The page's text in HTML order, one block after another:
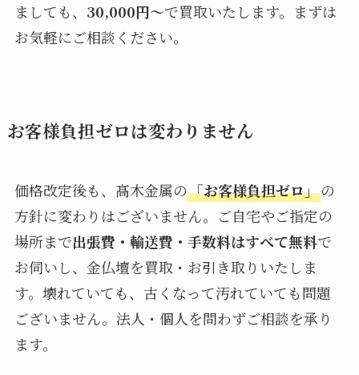
ましても、 30,000円〜で買取いたします。まずは
お気軽にご相談ください。
お客様負担ゼロは変わりません
価格改定後も、髙木金属の「お客様負担ゼロ」の
方針に変わりはございません。ご自宅やご指定の
場所まで出張費・輸送費・手数料はすべて無料で
お伺いし、金仏壇を買取・お引き取りいたしま
す。壊れていても、古くなって汚れていても問題
ございません。法人・個人を問わずご相談を承り
ます。